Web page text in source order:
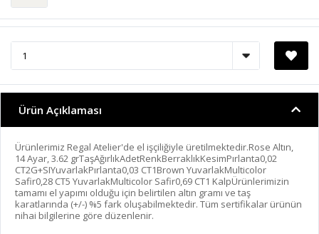
Ürün Açıklaması
Ürünlerimiz Regal Atelier'de el işçiliğiyle üretilmektedir.Rose Altın,
14 Ayar, 3.62 grTaşAğırlıkAdetRenkBerraklıkKesimPırlanta0,02
CT2G+SIYuvarlakPırlanta0,03 CT1Brown YuvarlakMulticolor
Safir0,28 CT5 YuvarlakMulticolor Safir0,69 CT1 KalpÜrünlerimizin
tamamı el yapımı olduğu için belirtilen altın gramı ve taş
karatlarında (+/-) %5 fark oluşabilmektedir. Tüm sertifikalar ürünün
nihai bilgilerine göre düzenlenir.